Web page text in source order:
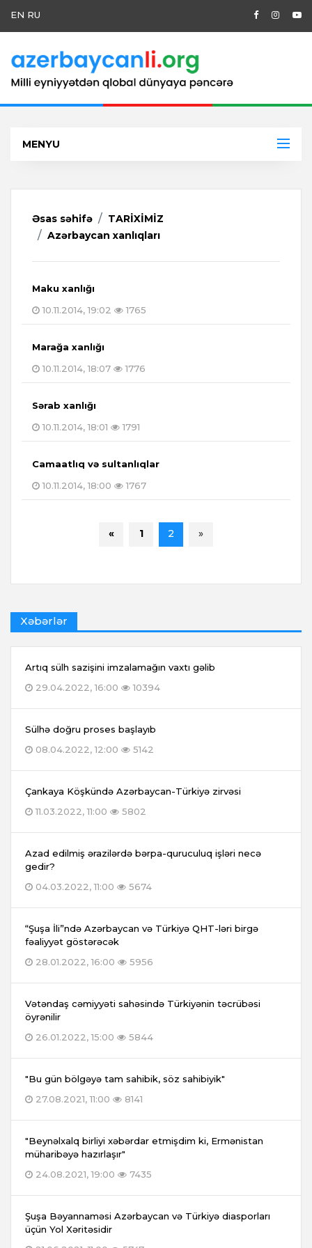
EN RU
MENYU
Əsas səhifə
TARİXİMİZ
Azərbaycan xanlıqları
Maku xanlığı
10.11.2014, 19:02
1765
Marağa xanlığı
10.11.2014, 18:07
1776
Sərab xanlığı
10.11.2014, 18:01
1791
Camaatlıq və sultanlıqlar
10.11.2014, 18:00
1767
« 1 2 »
Xəbərlər
Artıq sülh sazişini imzalamağın vaxtı gəlib
29.04.2022, 16:00
10394
Sülhə doğru proses başlayıb
08.04.2022, 12:00
5142
Çankaya Köşkündə Azərbaycan-Türkiyə zirvəsi
11.03.2022, 11:00
5802
Azad edilmiş ərazilərdə bərpa-quruculuq işləri necə
gedir?
04.03.2022, 11:00
5674
“Şuşa İli”ndə Azərbaycan və Türkiyə QHT-ləri birgə
fəaliyyət göstərəcək
28.01.2022, 16:00
5956
Vətəndaş cəmiyyəti sahəsində Türkiyənin təcrübəsi
öyrənilir
26.01.2022, 15:00
5844
"Bu gün bölgəyə tam sahibik, söz sahibiyik"
27.08.2021, 11:00
8141
"Beynəlxalq birliyi xəbərdar etmişdim ki, Ermənistan
müharibəyə hazırlaşır"
24.08.2021, 19:00
7435
Şuşa Bəyannaməsi Azərbaycan və Türkiyə diasporları
üçün Yol Xəritəsidir